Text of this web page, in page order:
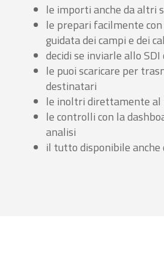
le importi anche da altri
le prepari facilmente
guidata dei campi e dei
decidi se inviarle allo
le puoi scaricare per
destinatari
le inoltri direttamente al
le controlli con la
analisi
il tutto disponibile